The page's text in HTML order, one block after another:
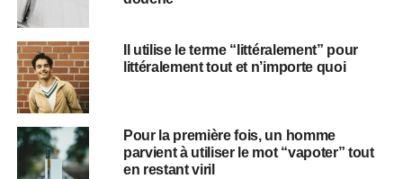
Il utilise le terme “littéralement” pour
littéralement tout et n’importe quoi
Pour la première fois, un homme
parvient à utiliser le mot “vapoter” tout
en restant viril